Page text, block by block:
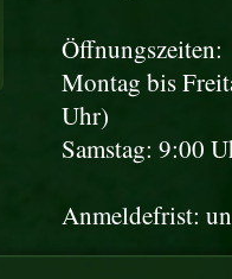
Öffnungszeiten:
Montag bis
Uhr)
Samstag: 9:00
Anmeldefrist: